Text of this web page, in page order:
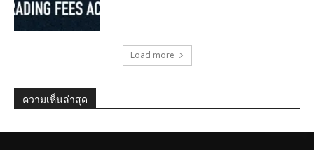
Load more
ความเห็นล่าสุด